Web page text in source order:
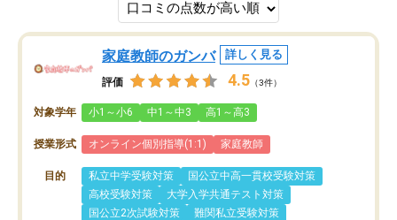
家庭教師のガンバ 詳しく見る
評価 4.5 （3件）
対象学年 小1～小6 中1～中3 高1～高3
授業形式 オンライン個別指導(1:1) 家庭教師
目的 私立中学受験対策
国公立中高一貫校受験対策
高校受験対策
大学入学共通テスト対策
国公立2次試験対策
難関私立受験対策